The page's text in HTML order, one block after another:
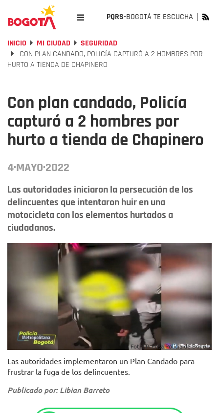
PQRS-BOGOTÁ TE ESCUCHA
INICIO MI CIUDAD
SEGURIDAD
CON PLAN CANDADO, POLICÍA CAPTURÓ A 2 HOMBRES POR
HURTO A TIENDA DE CHAPINERO
Con plan candado, Policía
capturó a 2 hombres por
hurto a tienda de Chapinero
4·MAYO·2022
Las autoridades iniciaron la persecución de los
delincuentes que intentaron huir en una
motocicleta con los elementos hurtados a
ciudadanos.
Foto: Prensa Policía de Bogotá
Las autoridades implementaron un Plan Candado para
frustrar la fuga de los delincuentes.
Publicado por: Libian Barreto